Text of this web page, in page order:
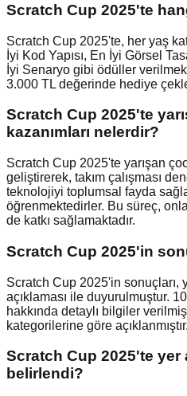
Scratch Cup 2025'te
Scratch Cup 2025'te, her yaş
İyi Kod Yapısı, En İyi Görsel
İyi Senaryo gibi ödüller
3.000 TL değerinde hediye
Scratch Cup 2025'te
kazanımları nelerdir?
Scratch Cup 2025'te yarışan
geliştirerek, takım çalışması
teknolojiyi toplumsal fayda
öğrenmektedirler. Bu süreç,
de katkı sağlamaktadır.
Scratch Cup 2025'in
Scratch Cup 2025'in sonuçları,
açıklaması ile duyurulmuştur.
hakkında detaylı bilgiler
kategorilerine göre açıklanmıştır.
Scratch Cup 2025'te yer
belirlendi?